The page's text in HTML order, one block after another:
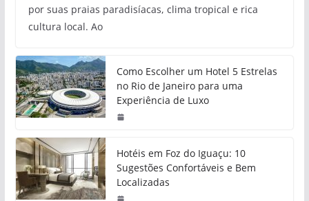
por suas praias paradisíacas, clima tropical e rica
cultura local. Ao
Como Escolher um Hotel 5 Estrelas
no Rio de Janeiro para uma
Experiência de Luxo
Hotéis em Foz do Iguaçu: 10
Sugestões Confortáveis e Bem
Localizadas